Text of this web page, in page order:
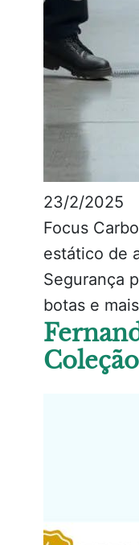
23/2/2025
Focus
estático de
Segurança
botas e